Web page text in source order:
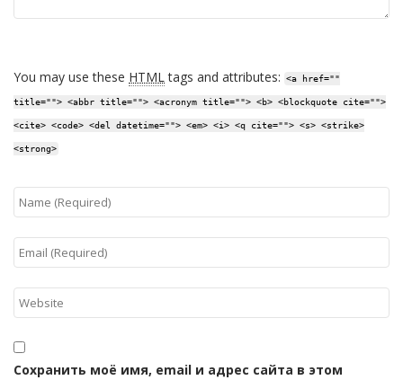
You may use these HTMLtags and attributes: <a href=""
title=""> <abbr title=""> <acronym title=""> <b> <blockquote cite="">
<cite> <code> <del datetime=""> <em> <i> <q cite=""> <s> <strike>
<strong>
Сохранить моё имя, email и адрес сайта в этом